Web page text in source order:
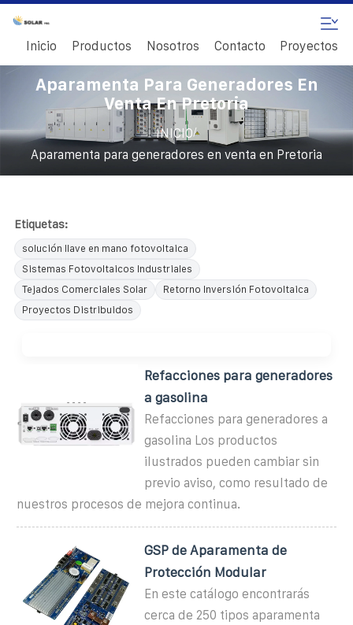
Inicio Productos Nosotros Contacto Proyectos
Aparamenta Para Generadores En
Venta En Pretoria
INICIO/
Aparamenta para generadores en venta en Pretoria
Etiquetas:
solución llave en mano fotovoltaica
Sistemas Fotovoltaicos Industriales
Tejados Comerciales Solar
Retorno Inversión Fotovoltaica
Proyectos Distribuidos
Refacciones para generadores
a gasolina
Refacciones para generadores a
gasolina Los productos
ilustrados pueden cambiar sin
previo aviso, como resultado de
nuestros procesos de mejora continua.
GSP de Aparamenta de
Protección Modular
En este catálogo encontrarás
cerca de 250 tipos aparamenta